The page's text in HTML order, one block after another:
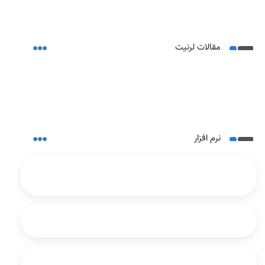
مقالات لرنیت
نرم افزار